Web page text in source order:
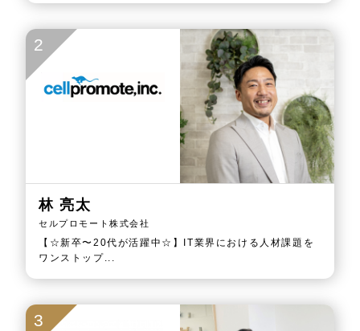
2
林 亮太
セルプロモート株式会社
【☆新卒〜20代が活躍中☆】IT業界における人材課題を
ワンストップ...
3